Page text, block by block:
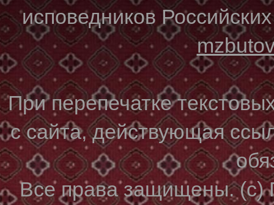
исповедников
При перепечатке
с сайта, действующая
Все права защищены. (с)